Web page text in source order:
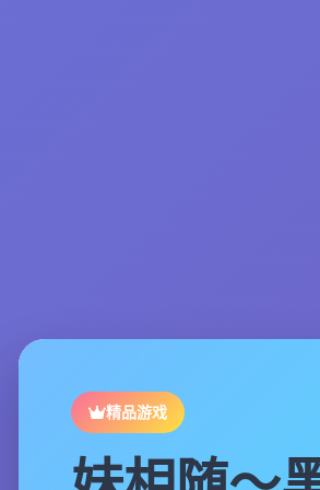
精品游戏